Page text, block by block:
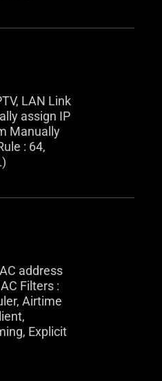
LAN Link
assign IP
Manually
: 64,
address
Filters :
Airtime
Explicit